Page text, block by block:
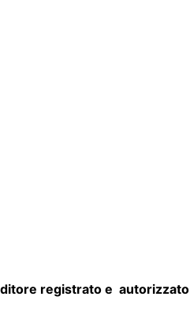
registrato e autorizzato